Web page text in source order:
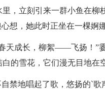
，立刻引来一群小鱼在柳
想，她此时正坐在一棵婀
天成长，柳絮——飞扬！”
的雪花，它们漫无目地在
禁地唱起了歌，悠扬的`